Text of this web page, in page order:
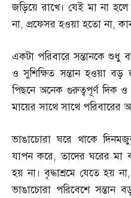
জড়িয়ে রাখে। যেই মা না
না, প্রফেসর হওয়া হতো না,
একটা পরিবারে সন্তানকে শুধু
ও সুশিক্ষিত সন্তান হওয়া
পিছনে অনেক গুরুত্বপূর্ণ দিক ও
মায়ের সাথে সাথে পরিবারের
ভাঙাচোরা ঘরে থাকে
যাপন করে,তাদের ঘরের মা
হয় না। বৃদ্ধাশ্রমে যেতে হয় না
ভাঙাচোরা পরিবেশে সন্তান